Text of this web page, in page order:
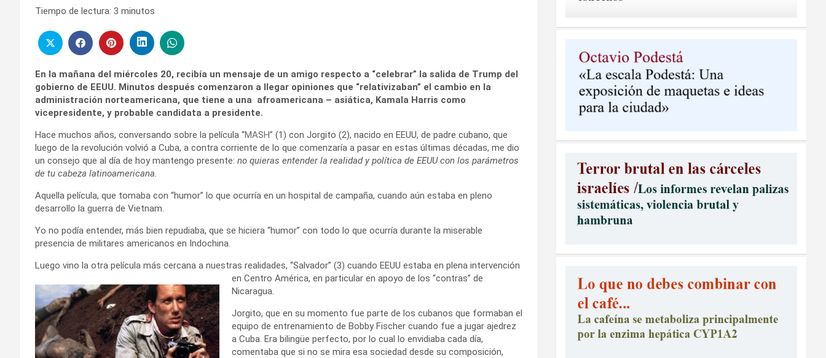
Tiempo de lectura: 3 minutos
En la mañana del miércoles 20, recibía un mensaje de un amigo respecto a “celebrar” la salida de Trump del
gobierno de EEUU. Minutos después comenzaron a llegar opiniones que “relativizaban” el cambio en la
administración norteamericana, que tiene a una afroamericana – asiática, Kamala Harris como
vicepresidente, y probable candidata a presidente.
Hace muchos años, conversando sobre la película “MASH” (1) con Jorgito (2), nacido en EEUU, de padre cubano, que
luego de la revolución volvió a Cuba, a contra corriente de lo que comenzaría a pasar en estas últimas décadas, me dio
un consejo que al día de hoy mantengo presente: no quieras entender la realidad y política de EEUU con los parámetros
de tu cabeza latinoamericana.
Aquella película, que tomaba con “humor” lo que ocurría en un hospital de campaña, cuando aún estaba en pleno
desarrollo la guerra de Vietnam.
Yo no podía entender, más bien repudiaba, que se hiciera “humor” con todo lo que ocurría durante la miserable
presencia de militares americanos en Indochina.
Luego vino la otra película más cercana a nuestras realidades, “Salvador” (3) cuando EEUU estaba en plena intervención
en Centro América, en particular en apoyo de los “contras” de
Nicaragua.
Jorgito, que en su momento fue parte de los cubanos que formaban el
equipo de entrenamiento de Bobby Fischer cuando fue a jugar ajedrez
a Cuba. Era bilingüe perfecto, por lo cual lo envidiaba cada día,
comentaba que si no se mira esa sociedad desde su composición,